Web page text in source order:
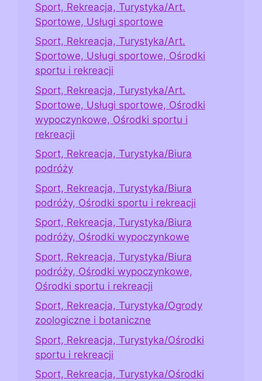
Sport, Rekreacja, Turystyka/Art.
Sportowe, Usługi sportowe
Sport, Rekreacja, Turystyka/Art.
Sportowe, Usługi sportowe, Ośrodki
sportu i rekreacji
Sport, Rekreacja, Turystyka/Art.
Sportowe, Usługi sportowe, Ośrodki
wypoczynkowe, Ośrodki sportu i
rekreacji
Sport, Rekreacja, Turystyka/Biura
podróży
Sport, Rekreacja, Turystyka/Biura
podróży, Ośrodki sportu i rekreacji
Sport, Rekreacja, Turystyka/Biura
podróży, Ośrodki wypoczynkowe
Sport, Rekreacja, Turystyka/Biura
podróży, Ośrodki wypoczynkowe,
Ośrodki sportu i rekreacji
Sport, Rekreacja, Turystyka/Ogrody
zoologiczne i botaniczne
Sport, Rekreacja, Turystyka/Ośrodki
sportu i rekreacji
Sport, Rekreacja, Turystyka/Ośrodki